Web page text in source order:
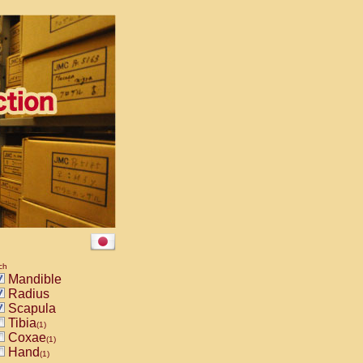
Mandible
Radius
Scapula
Tibia(1)
Coxae(1)
Hand(1)